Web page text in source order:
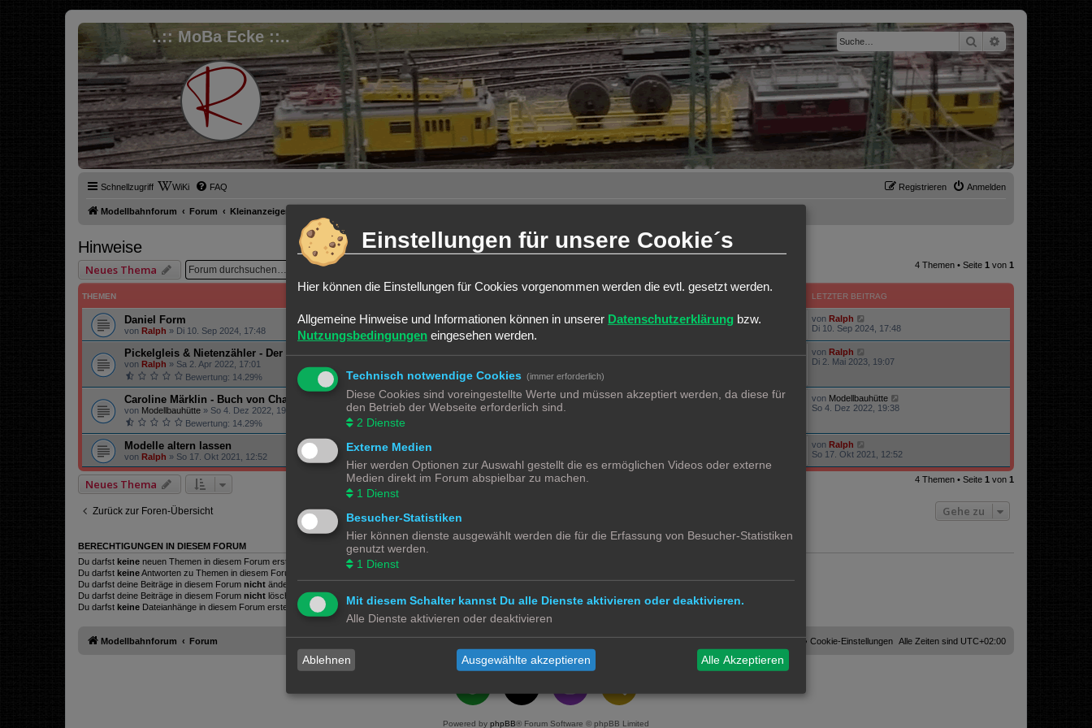
..:: MoBa Ecke ::.. SucheErweiterte Suche
Schnellzugriff WiKi FAQ Anmelden
Registrieren
Modellbahnforum Forum Kleinanzeigen
Hinweise
Neues Thema Suche 4 Themen • Seite 1 von 1
THEMEN ANTWORTEN LETZTER BEITRAG
Daniel Form
von Ralph » Di 10. Sep 2024, 17:48
0 88227 von Ralph
Di 10. Sep 2024, 17:48
Pickelgleis & Nietenzähler - Der Modelleisenbahn-Podcast
von Ralph » Sa 2. Apr 2022, 17:01
Bewertung: 14.29%
6 48110 von Ralph
Di 2. Mai 2023, 19:07
Caroline Märklin - Buch von Charlotte von Feyerabend [Verlosung]
von Modellbauhütte » So 4. Dez 2022, 19:38
Bewertung: 14.29%
von Modellbauhütte
So 4. Dez 2022, 19:38
Modelle altern lassen
von Ralph » So 17. Okt 2021, 12:52
von Ralph
So 17. Okt 2021, 12:52
Neues Thema 4 Themen • Seite 1 von 1
Zurück zur Foren-Übersicht Gehe zu
BERECHTIGUNGEN IN DIESEM FORUM
Du darfst keine neuen Themen in diesem Forum erstellen.
Du darfst keineAntworten zu Themen in diesem Forum erstellen.
Du darfst deine Beiträge in diesem Forum nicht ändern.
Du darfst deine Beiträge in diesem Forum nicht löschen.
Du darfst keine Dateianhänge in diesem Forum erstellen.
Modellbahnforum Forum Alle Zeiten sind UTC+02:00
Cookie-Einstellungen
Alle Cookies löschen
Powered by phpBB® Forum Software © phpBB Limited
Einstellungen für unsere Cookie´s
Hier können die Einstellungen für Cookies vorgenommen werden die evtl. gesetzt werden.
Allgemeine Hinweise und Informationen können in unserer Datenschutzerklärung bzw.
Nutzungsbedingungen eingesehen werden.
Technisch notwendige Cookies (immer erforderlich)
Diese Cookies sind voreingestellte Werte und müssen akzeptiert werden, da diese für
den Betrieb der Webseite erforderlich sind.
2 Dienste
Externe Medien
Hier werden Optionen zur Auswahl gestellt die es ermöglichen Videos oder externe
Medien direkt im Forum abspielbar zu machen.
1 Dienst
Besucher-Statistiken
Hier können dienste ausgewählt werden die für die Erfassung von Besucher-Statistiken
genutzt werden.
1 Dienst
Mit diesem Schalter kannst Du alle Dienste aktivieren oder deaktivieren.
Alle Dienste aktivieren oder deaktivieren
Ablehnen Ausgewählte akzeptieren Alle Akzeptieren